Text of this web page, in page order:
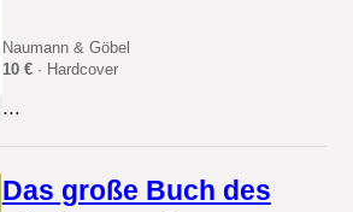
Naumann & Göbel
10 €· Hardcover
...
Das große Buch des